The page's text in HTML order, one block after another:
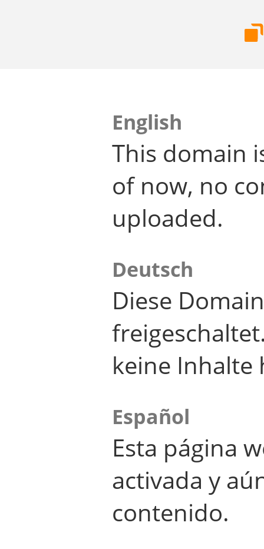
English
This domain
of now, no
uploaded.
Deutsch
Diese
keine Inhalte
Español
Esta página
activada y
contenido.